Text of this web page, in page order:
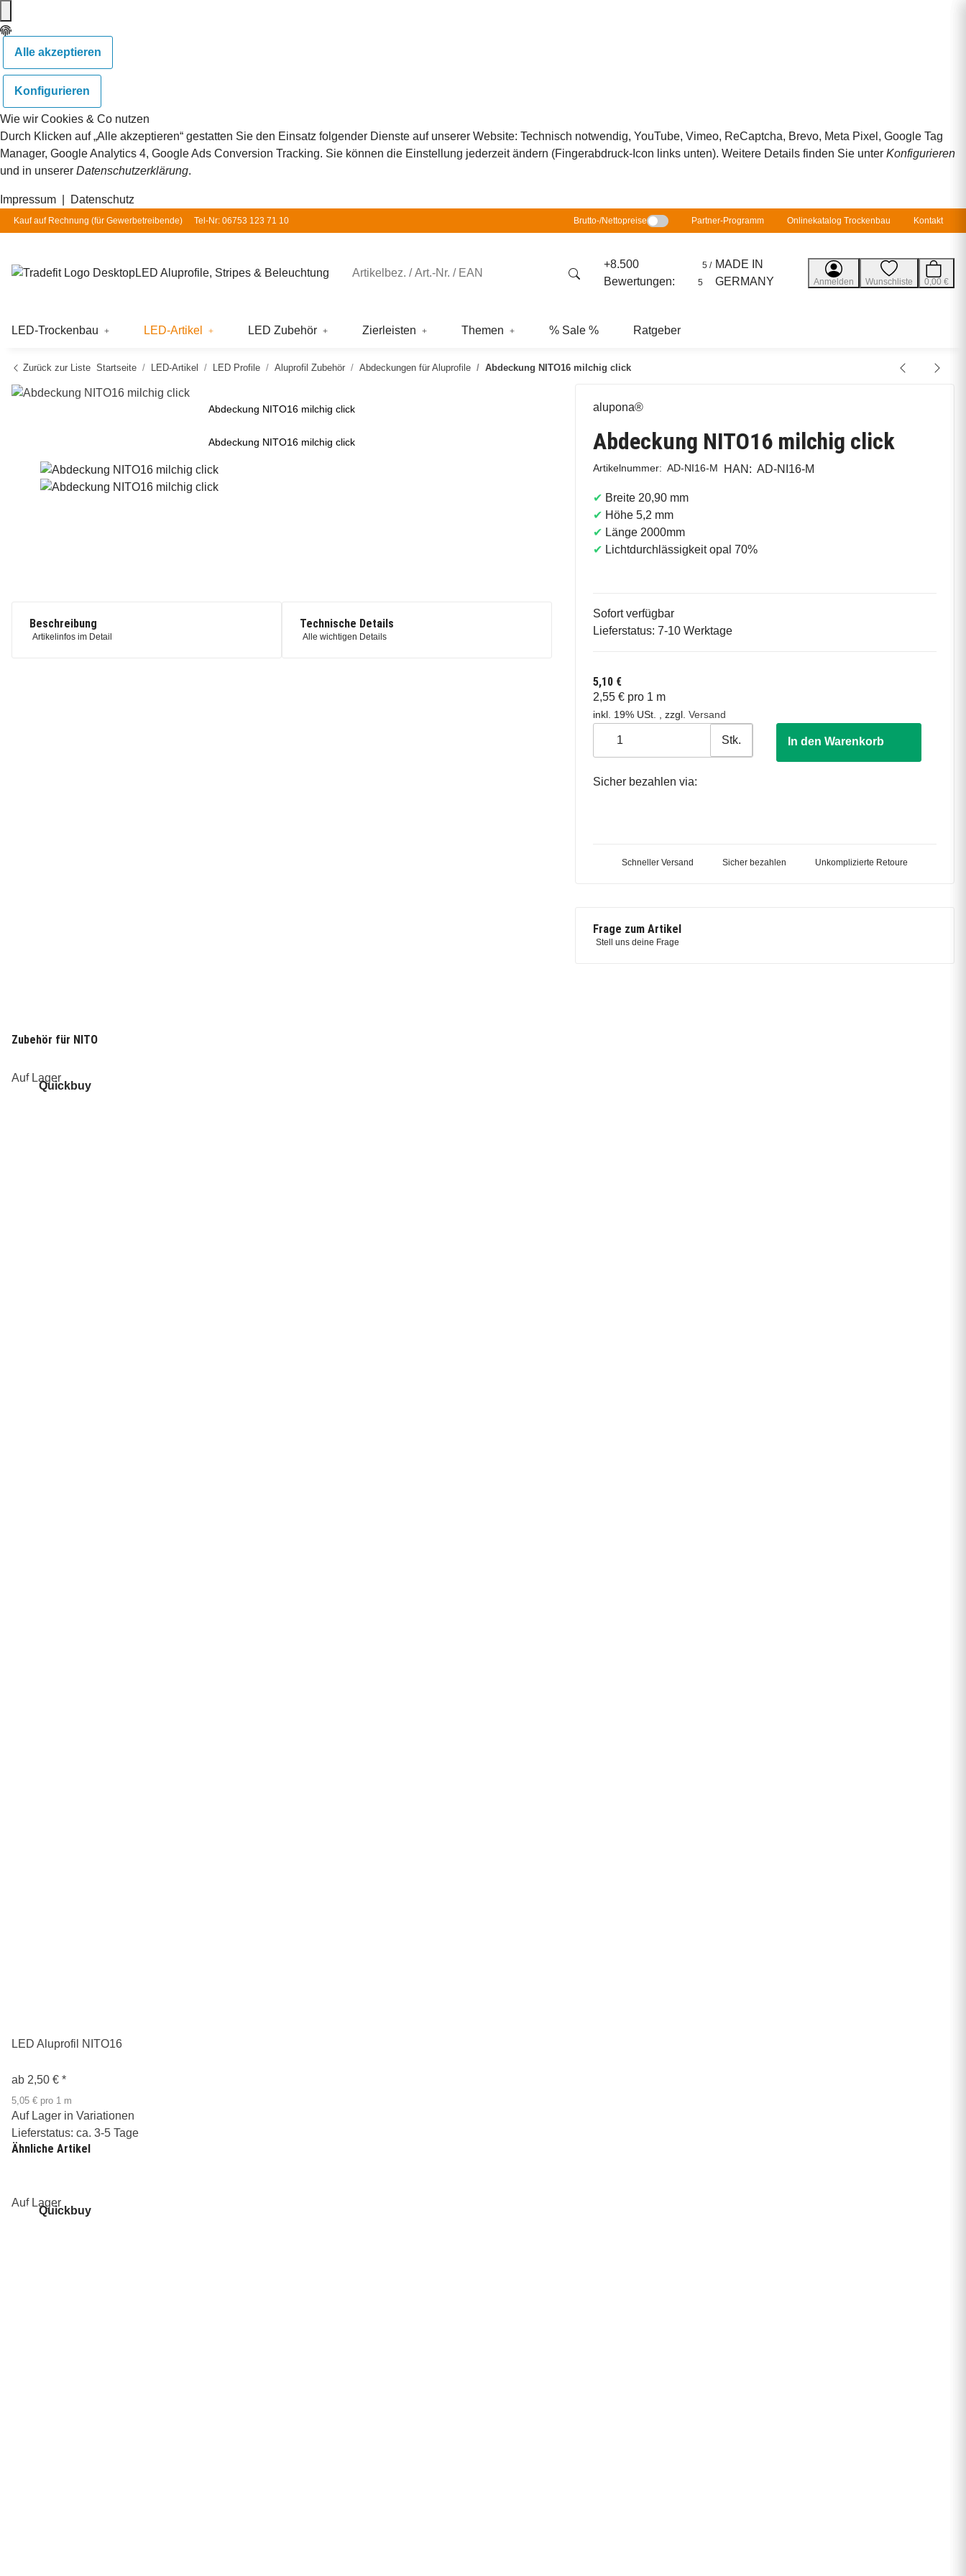
Alle akzeptieren
Konfigurieren
Wie wir Cookies & Co nutzen
Durch Klicken auf „Alle akzeptieren“ gestatten Sie den Einsatz folgender Dienste auf unserer Website: Technisch notwendig, YouTube, Vimeo, ReCaptcha, Brevo, Meta Pixel, Google Tag
Manager, Google Analytics 4, Google Ads Conversion Tracking. Sie können die Einstellung jederzeit ändern (Fingerabdruck-Icon links unten). Weitere Details finden Sie unter Konfigurieren
und in unserer Datenschutzerklärung.
Impressum Datenschutz
Kauf auf Rechnung (für Gewerbetreibende) Tel-Nr: 06753 123 71 10 Brutto-/Nettopreise Partner-Programm Onlinekatalog Trockenbau Kontakt
LED Aluprofile, Stripes & Beleuchtung
+8.500
Bewertungen:
5 /
5
MADE IN
GERMANY
Anmelden Wunschliste 0,00 €
LED-Trockenbau LED-Artikel LED Zubehör Zierleisten Themen % Sale % Ratgeber
Zurück zur Liste Startseite LED-Artikel LED Profile Aluprofil Zubehör Abdeckungen für Aluprofile Abdeckung NITO16 milchig click
alupona®
Abdeckung NITO16 milchig click
Artikelnummer: AD-NI16-M HAN: AD-NI16-M
✔ Breite 20,90 mm
✔ Höhe 5,2 mm
✔ Länge 2000mm
✔ Lichtdurchlässigkeit opal 70%
Sofort verfügbar
Lieferstatus: 7-10 Werktage
5,10 €
2,55 € pro 1 m
inkl. 19% USt. , zzgl. Versand
Stk. In den Warenkorb
Sicher bezahlen via:
Schneller Versand Sicher bezahlen Unkomplizierte Retoure
Frage zum Artikel
Stell uns deine Frage
Abdeckung NITO16 milchig click
Abdeckung NITO16 milchig click
Beschreibung
Artikelinfos im Detail
Technische Details
Alle wichtigen Details
Zubehör für NITO
Quickbuy
Auf Lager
LED Aluprofil NITO16
ab 2,50 € *
5,05 € pro 1 m
Auf Lager in Variationen
Lieferstatus: ca. 3-5 Tage
Ähnliche Artikel
Quickbuy
Auf Lager